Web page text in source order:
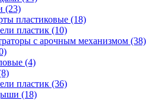
(23)
пластиковые (18)
пластик (10)
с арочным механизмом (38)
(4)
пластик (36)
(18)